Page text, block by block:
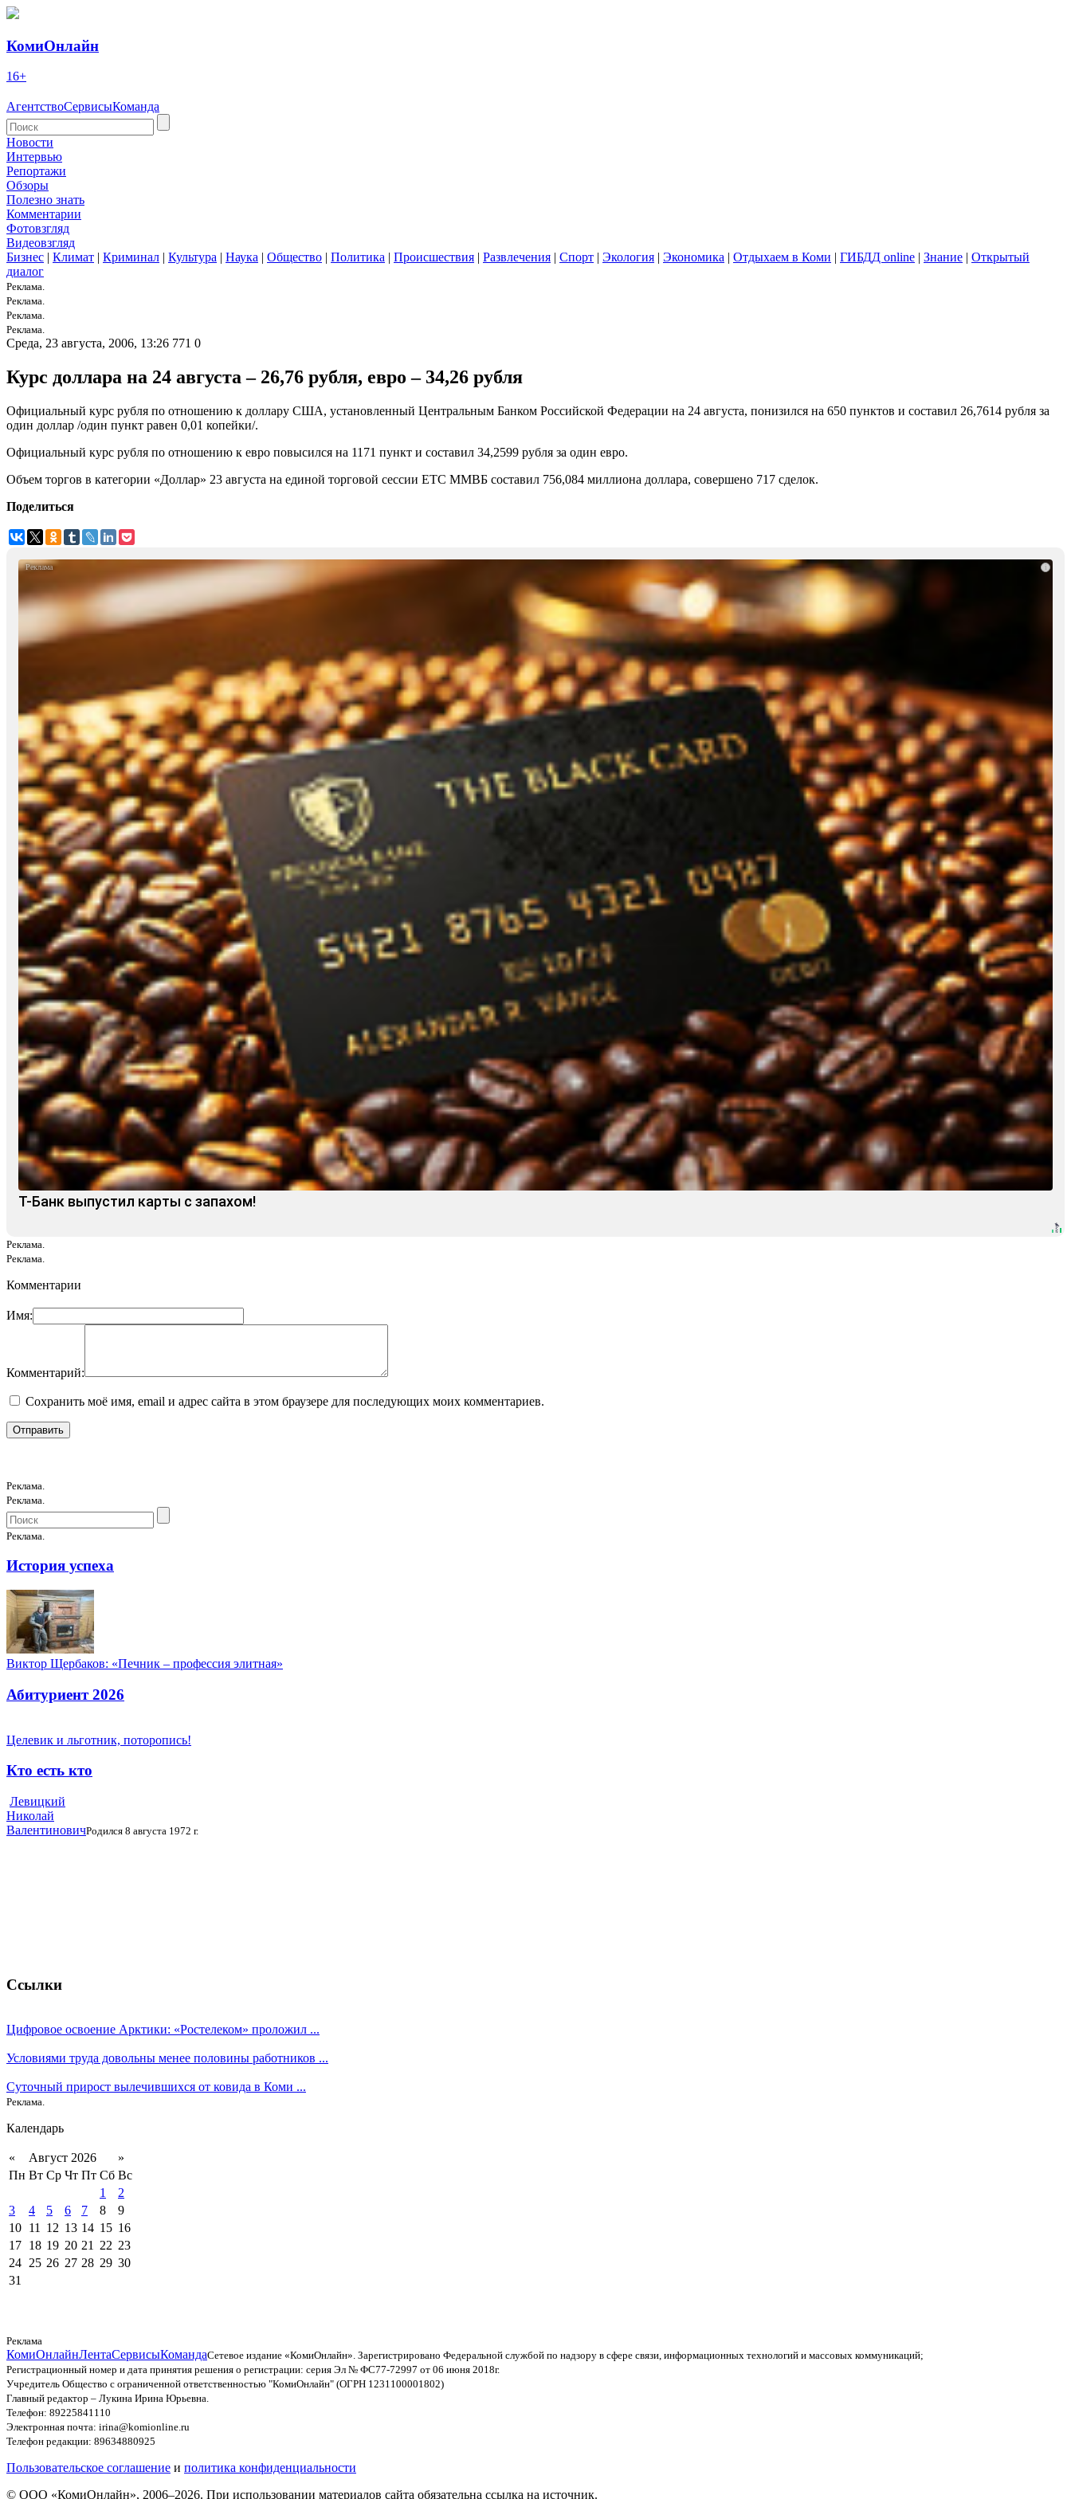
КомиОнлайн
16+
АгентствоСервисыКоманда
Новости
Интервью
Репортажи
Обзоры
Полезно знать
Комментарии
Фотовзгляд
Видеовзгляд
Бизнес | Климат | Криминал | Культура | Наука | Общество | Политика | Происшествия | Развлечения | Спорт | Экология | Экономика | Отдыхаем в Коми | ГИБДД online | Знание | Открытый
диалог
Реклама.
Реклама.
Реклама.
Реклама.
Среда, 23 августа, 2006, 13:26 771 0
Курс доллара на 24 августа – 26,76 рубля, евро – 34,26 рубля
Официальный курс рубля по отношению к доллару США, установленный Центральным Банком Российской Федерации на 24 августа, понизился на 650 пунктов и составил 26,7614 рубля за
один доллар /один пункт равен 0,01 копейки/.
Официальный курс рубля по отношению к евро повысился на 1171 пункт и составил 34,2599 рубля за один евро.
Объем торгов в категории «Доллар» 23 августа на единой торговой сессии ЕТС ММВБ составил 756,084 миллиона доллара, совершено 717 сделок.
Поделиться
i
Т-Банк выпустил карты с запахом!
Реклама.
Реклама.
Комментарии
Имя:
Комментарий:
Сохранить моё имя, email и адрес сайта в этом браузере для последующих моих комментариев.
Реклама.
Реклама.
Реклама.
История успеха
Виктор Щербаков: «Печник – профессия элитная»
Абитуриент 2026
Целевик и льготник, поторопись!
Кто есть кто
Левицкий
Николай
ВалентиновичРодился 8 августа 1972 г.
Ссылки
Цифровое освоение Арктики: «Ростелеком» проложил ...
Условиями труда довольны менее половины работников ...
Суточный прирост вылечившихся от ковида в Коми ...
Реклама.
Календарь
« Август 2026
»
Пн Вт Ср Чт Пт Сб Вс
1
2
3
4 5 6 7 8
9
10 11 12 13 14 15 16
17 18 19 20 21 22 23
24 25 26 27 28 29 30
31
Реклама
КомиОнлайнЛентаСервисыКомандаСетевое издание «КомиОнлайн». Зарегистрировано Федеральной службой по надзору в сфере связи, информационных технологий и массовых коммуникаций;
Регистрационный номер и дата принятия решения о регистрации: серия Эл № ФС77-72997 от 06 июня 2018г.
Учредитель Общество с ограниченной ответственностью "КомиОнлайн" (ОГРН 1231100001802)
Главный редактор – Лукина Ирина Юрьевна.
Телефон: 89225841110
Электронная почта: irina@komionline.ru
Телефон редакции: 89634880925
Пользовательское соглашение и политика конфиденциальности
© ООО «КомиОнлайн», 2006–2026. При использовании материалов сайта обязательна ссылка на источник.